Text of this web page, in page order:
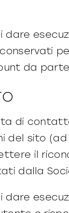
da
di
sito
il
dalla